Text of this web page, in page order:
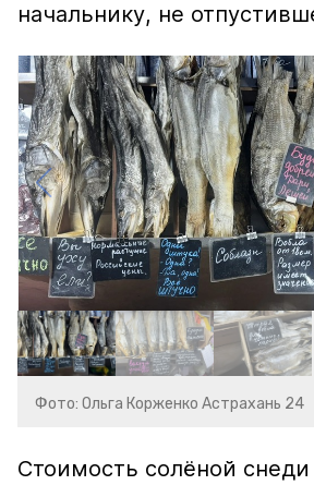
начальнику, не
Фото: Ольга Корженко Астрахань 24
Стоимость солёной